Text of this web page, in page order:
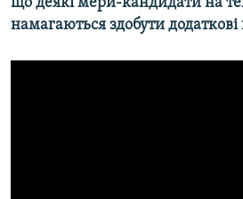
що деякі мери-кандидати на
намагаються здобути додаткові